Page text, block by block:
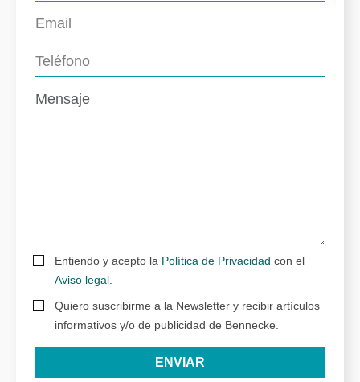
Entiendo y acepto la Política de Privacidad con el
Aviso legal
Quiero suscribirme a la Newsletter y recibir artículos
informativos y/o de publicidad de Bennecke.
ENVIAR